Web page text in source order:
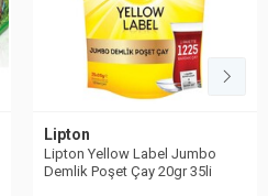
Lipton
Lipton Yellow Label Jumbo
Demlik Poşet Çay 20gr 35li